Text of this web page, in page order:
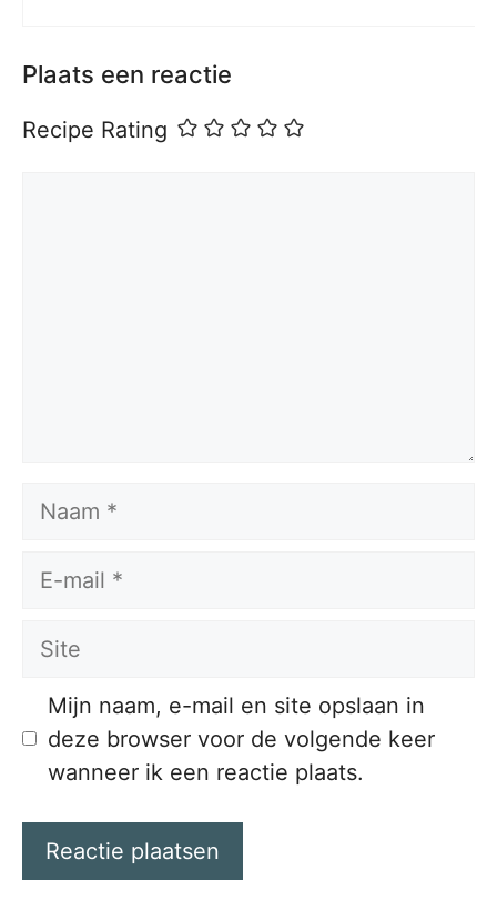
Plaats een reactie
Recipe Rating
Naam
E-
Site
Mijn naam, e-mail en site opslaan in
deze browser voor de volgende keer
wanneer ik een reactie plaats.